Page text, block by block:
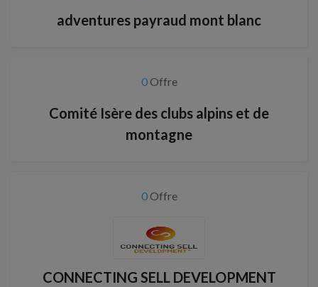
adventures payraud mont blanc
0Offre
Comité Isère des clubs alpins et de
montagne
0Offre
CONNECTING SELL DEVELOPMENT